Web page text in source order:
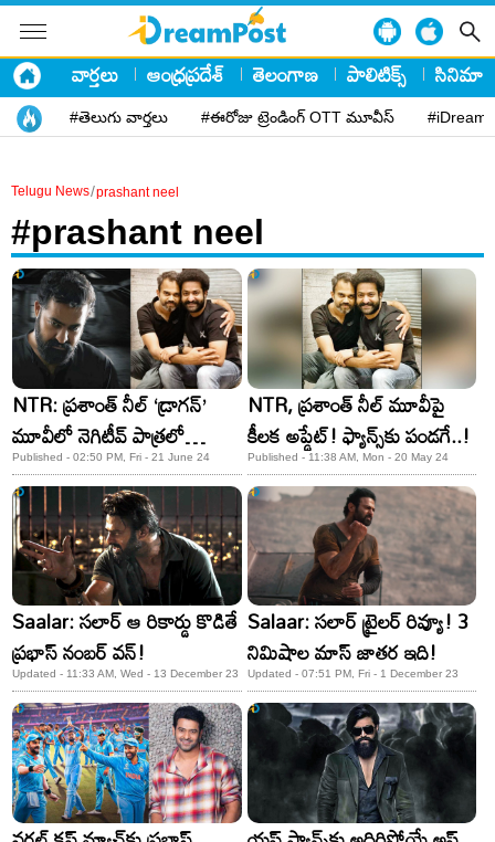
వార్తలు ఆంధ్రప్రదేశ్ తెలంగాణ పాలిటిక్స్ సినిమా
#తెలుగు వార్తలు #ఈరోజు ట్రెండింగ్ OTT మూవీస్
Telugu News/prashant neel
#prashant neel
NTR: ప్రశాంత్ నీల్ ‘డ్రాగన్’
మూవీలో నెగిటీవ్ పాత్రలో
తారక్..?
Published - 02:50 PM, Fri - 21 June 24
NTR, ప్రశాంత్ నీల్ మూవీపై
కీలక అప్డేట్! ఫ్యాన్స్‌కు పండగే..!
Published - 11:38 AM, Mon - 20 May 24
Saalar: సలార్ ఆ రికార్డు కొడితే
ప్రభాస్ నంబర్ వన్!
Updated - 11:33 AM, Wed - 13 December 23
Salaar: సలార్ ట్రైలర్ రివ్యూ! 3
నిమిషాల మాస్ జాతర ఇది!
Updated - 07:51 PM, Fri - 1 December 23